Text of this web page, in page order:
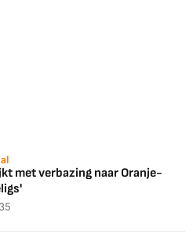
met verbazing naar Oranje-